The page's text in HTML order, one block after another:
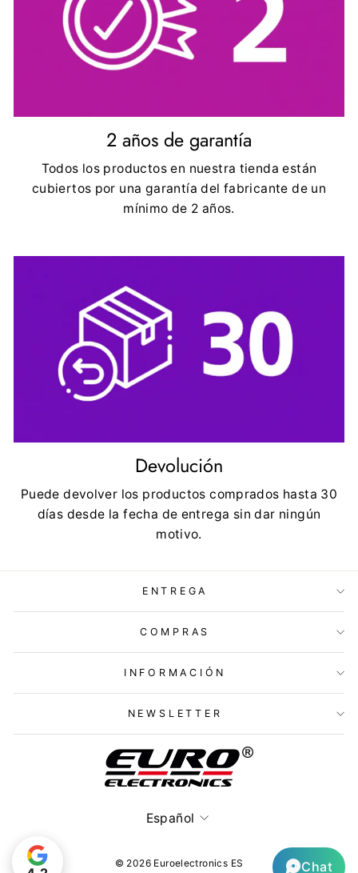
2 años de garantía
Todos los productos en nuestra tienda están
cubiertos por una garantía del fabricante de un
mínimo de 2 años.
Devolución
Puede devolver los productos comprados hasta 30
días desde la fecha de entrega sin dar ningún
motivo.
ENTREGA
COMPRAS
INFORMACIÓN
NEWSLETTER
Idioma
Español
© 2026 Euroelectronics ES Chat